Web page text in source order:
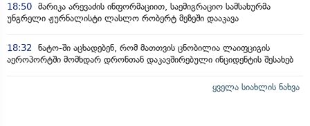
18:50 მარიკა არევაძის ინფორმაციით, საემიგრაციო სამსახურმა
უნგრელი ჟურნალისტი ლასლო რობერტ მეზეში დააკავა
18:32
ნატო-ში აცხადებენ, რომ მათთვის ცნობილია ლაიფციგის
აეროპორტში მომხდარ დრონთან დაკავშირებული ინციდენტის შესახებ
ყველა სიახლის ნახვა